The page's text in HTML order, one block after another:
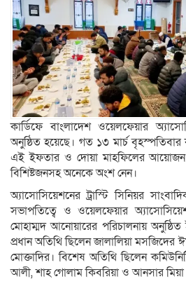
কার্ডিফে বাংলাদেশ ওয়েলফেয়ার
অনুষ্ঠিত হয়েছে। গত ১৩ মার্চ বৃহস্পতিবার
এই ইফতার ও দোয়া মাহফিলের আয়োজন
বিশিষ্টজনসহ অনেকে অংশ নেন।
অ্যাসোসিয়েশনের ট্রাস্টি সিনিয়র
সভাপতিত্বে ও ওয়েলফেয়ার
মোহাম্মদ আনোয়ারের পরিচালনায়
প্রধান অতিথি ছিলেন জালালিয়া
মোক্তাদির। বিশেষ অতিথি ছিলেন
আলী, শাহ গোলাম কিবরিয়া ও আনসার